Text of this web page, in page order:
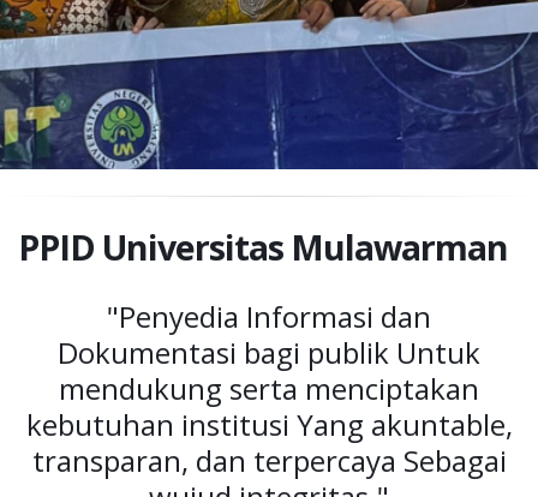
PPID Universitas Mulawarman
"Penyedia Informasi dan
Dokumentasi bagi publik Untuk
mendukung serta menciptakan
kebutuhan institusi Yang akuntable,
transparan, dan terpercaya Sebagai